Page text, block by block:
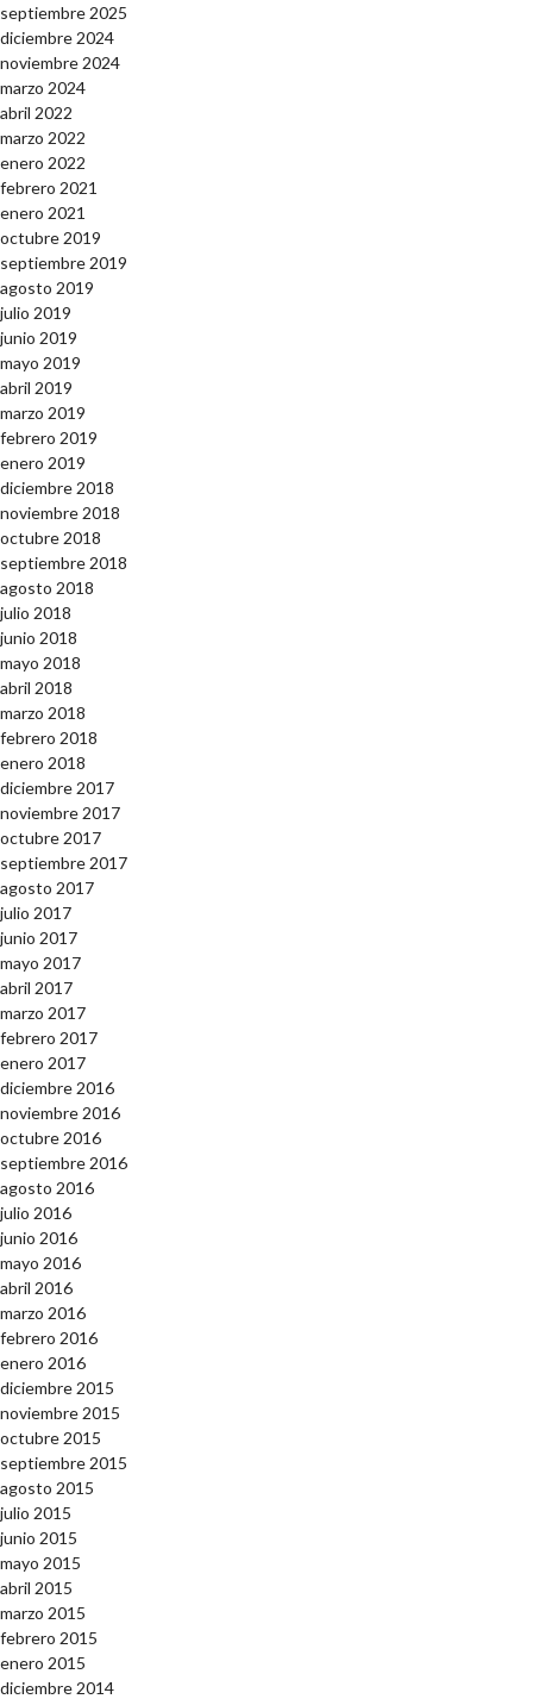
septiembre 2025
diciembre 2024
noviembre 2024
marzo 2024
abril 2022
marzo 2022
enero 2022
febrero 2021
enero 2021
octubre 2019
septiembre 2019
agosto 2019
julio 2019
junio 2019
mayo 2019
abril 2019
marzo 2019
febrero 2019
enero 2019
diciembre 2018
noviembre 2018
octubre 2018
septiembre 2018
agosto 2018
julio 2018
junio 2018
mayo 2018
abril 2018
marzo 2018
febrero 2018
enero 2018
diciembre 2017
noviembre 2017
octubre 2017
septiembre 2017
agosto 2017
julio 2017
junio 2017
mayo 2017
abril 2017
marzo 2017
febrero 2017
enero 2017
diciembre 2016
noviembre 2016
octubre 2016
septiembre 2016
agosto 2016
julio 2016
junio 2016
mayo 2016
abril 2016
marzo 2016
febrero 2016
enero 2016
diciembre 2015
noviembre 2015
octubre 2015
septiembre 2015
agosto 2015
julio 2015
junio 2015
mayo 2015
abril 2015
marzo 2015
febrero 2015
enero 2015
diciembre 2014